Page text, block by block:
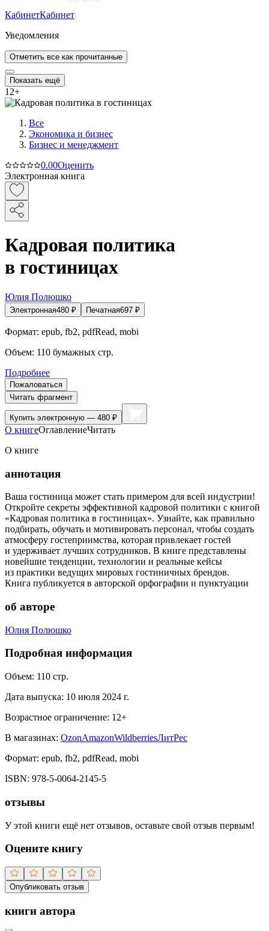
КабинетКабинет
Уведомления
Отметить все как прочитанные
Показать ещё
12+
Все
Экономика и бизнес
Бизнес и менеджмент
0.00Оценить
Электронная книга
Кадровая политика
в гостиницах
Юлия Полюшко
Электронная480 ₽ Печатная697 ₽
Формат: epub, fb2, pdfRead, mobi
Объем: 110 бумажных стр.
Подробнее
Пожаловаться
Читать фрагмент
Купить электронную — 480 ₽
О книгеОглавлениеЧитать
О книге
аннотация
Ваша гостиница может стать примером для всей индустрии!
Откройте секреты эффективной кадровой политики с книгой
«Кадровая политика в гостиницах». Узнайте, как правильно
подбирать, обучать и мотивировать персонал, чтобы создать
атмосферу гостеприимства, которая привлекает гостей
и удерживает лучших сотрудников. В книге представлены
новейшие тенденции, технологии и реальные кейсы
из практики ведущих мировых гостиничных брендов.
Книга публикуется в авторской орфографии и пунктуации
об авторе
Юлия Полюшко
Подробная информация
Объем: 110 стр.
Дата выпуска: 10 июля 2024 г.
Возрастное ограничение: 12+
В магазинах: OzonAmazonWildberriesЛитРес
Формат: epub, fb2, pdfRead, mobi
ISBN: 978-5-0064-2145-5
отзывы
У этой книги ещё нет отзывов, оставьте свой отзыв первым!
Оцените книгу
Опубликовать отзыв
книги автора